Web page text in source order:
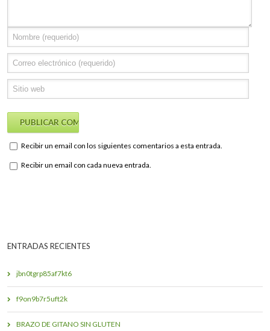
Recibir un email con los siguientes comentarios a esta entrada.
Recibir un email con cada nueva entrada.
ENTRADAS RECIENTES
jbn0tgrp85af7kt6
f9on9b7r5uft2k
BRAZO DE GITANO SIN GLUTEN